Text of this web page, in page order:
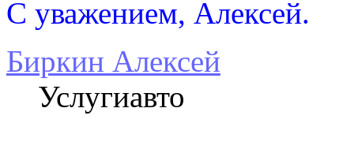
С уважением, Алексей.
Биркин Алексей
Услугиавто